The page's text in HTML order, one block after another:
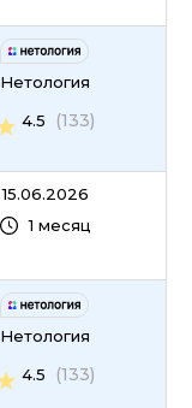
Нетология
4.5
(133)
15.06.2026
1 месяц
Нетология
4.5
(133)